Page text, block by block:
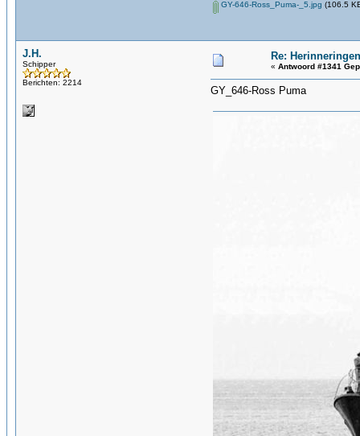
GY-646-Ross_Puma-_5.jpg (106.5
J.H.
Schipper
Berichten: 2214
Re:
« Antwoord #1341
GY_646-Ross Puma